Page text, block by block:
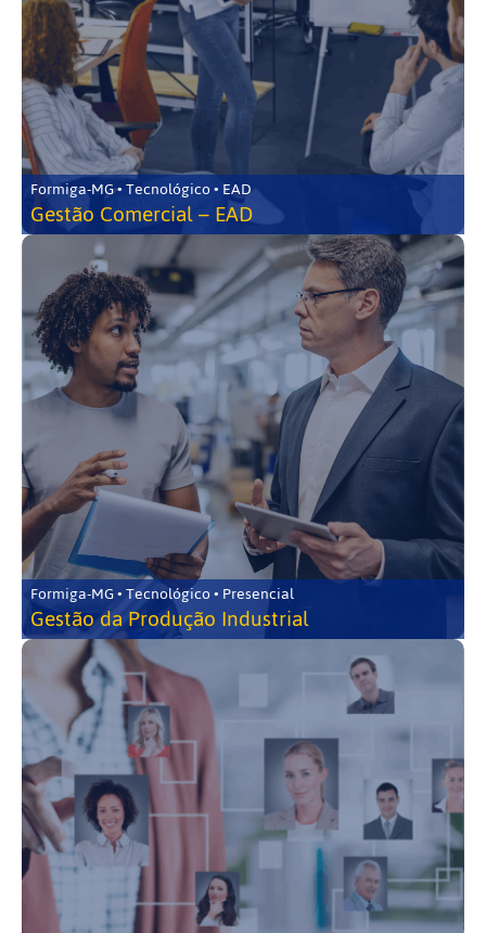
Formiga-MG • Tecnológico • EAD
Gestão Comercial – EAD
Formiga-MG • Tecnológico • Presencial
Gestão da Produção Industrial